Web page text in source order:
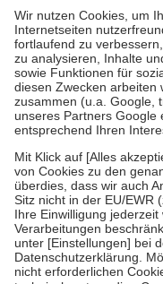
höchstens zehn Euro.
Es
Kosten der Leistung zu
Diese Regeln gelten
Bei Heilmitteln und
Zuzahlung zehn Prozent
Verordnung.
Um das Engagement der
stärken und die
fallenkeine Zuzahlungen
• Kindern und
mit Ausnahme der
• Untersuchungen zur
GKV getragen werden
• empfohlenen
• Harn- und